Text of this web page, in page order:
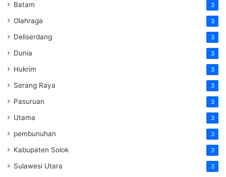
Batam 3
Olahraga 3
Deliserdang 3
Dunia 3
Hukrim 3
Serang Raya 3
Pasuruan 3
Utama 3
pembunuhan 3
Kabupaten Solok 3
Sulawesi Utara 3